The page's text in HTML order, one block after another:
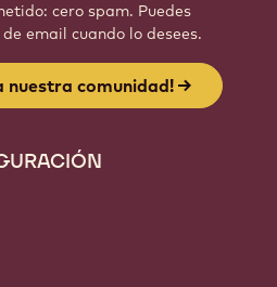
cero spam. Puedes
email cuando lo desees.
nuestra comunidad!